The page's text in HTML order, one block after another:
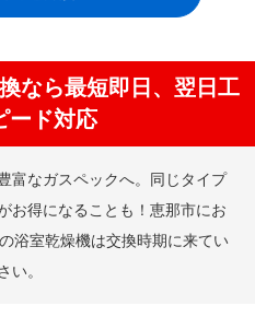
なら最短即日、翌日工
ード対応
富なガスペックへ。同じタイプ
お得になることも！恵那市にお
浴室乾燥機は交換時期に来てい
い。